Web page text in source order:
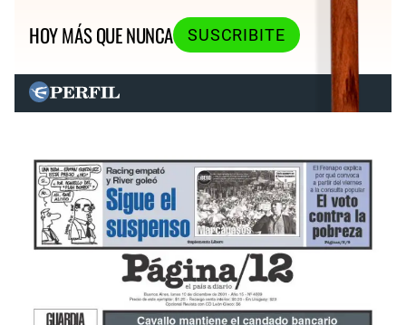
HOY MÁS QUE NUNCA
SUSCRIBITE